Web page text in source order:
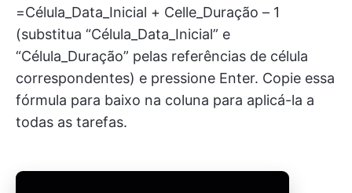
=Célula_Data_Inicial + Celle_Duração – 1
(substitua “Célula_Data_Inicial” e
“Célula_Duração” pelas referências de célula
correspondentes) e pressione Enter. Copie essa
fórmula para baixo na coluna para aplicá-la a
todas as tarefas.